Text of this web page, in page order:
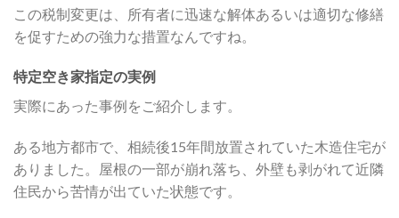
この税制変更は、所有者に迅速な解体あるいは適切な修繕
を促すための強力な措置なんですね。
特定空き家指定の実例
実際にあった事例をご紹介します。
ある地方都市で、相続後15年間放置されていた木造住宅が
ありました。屋根の一部が崩れ落ち、外壁も剥がれて近隣
住民から苦情が出ていた状態です。